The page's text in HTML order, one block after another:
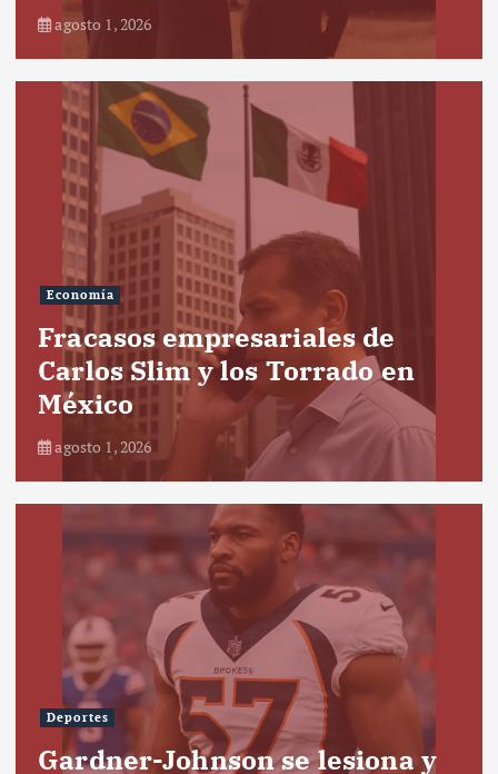
agosto 1, 2026
Economía
Fracasos empresariales de
Carlos Slim y los Torrado en
México
agosto 1, 2026
Deportes
Gardner-Johnson se lesiona y